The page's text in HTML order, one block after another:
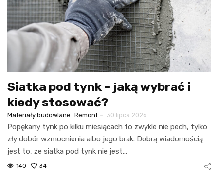
Siatka pod tynk – jaką wybrać i
kiedy stosować?
Materiały budowlane Remont - 30 lipca 2026
Popękany tynk po kilku miesiącach to zwykle nie pech, tylko
zły dobór wzmocnienia albo jego brak. Dobrą wiadomością
jest to, że siatka pod tynk nie jest…
140 34